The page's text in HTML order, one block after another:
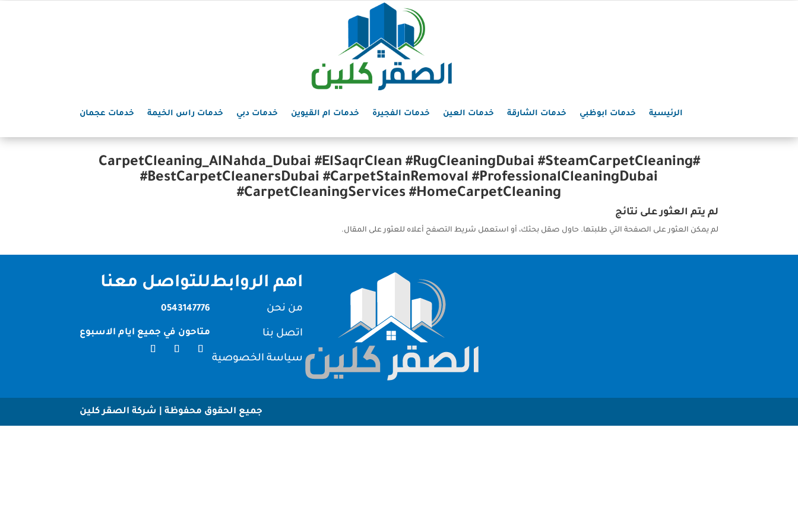
الرئيسية خدمات ابوظبي خدمات الشارقة خدمات العين خدمات الفجيرة خدمات ام القيوين خدمات دبي خدمات راس الخيمة خدمات عجمان
#CarpetCleaning_AlNahda_Dubai #ElSaqrClean #RugCleaningDubai #SteamCarpetCleaning
#BestCarpetCleanersDubai #CarpetStainRemoval #ProfessionalCleaningDubai
#CarpetCleaningServices #HomeCarpetCleaning
لم يتم العثور على نتائج
لم يمكن العثور على الصفحة التي طلبتها. حاول صقل بحثك، أو استعمل شريط التصفح أعلاه للعثور على المقال.
للتواصل معنا
0543147776
متاحون في جميع ايام الاسبوع
اهم الروابط
من نحن
اتصل بنا
سياسة الخصوصية
جميع الحقوق محفوظة | شركة الصقر كلين